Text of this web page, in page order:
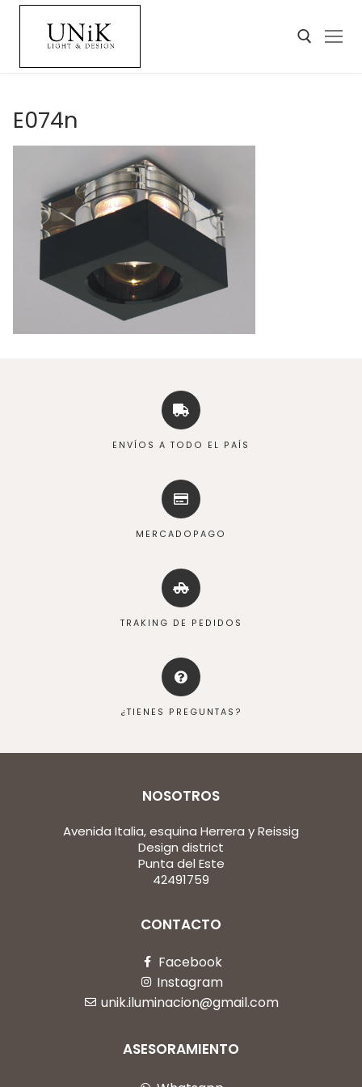
E074n
ENVÍOS A TODO EL PAÍS
MERCADOPAGO
TRAKING DE PEDIDOS
¿TIENES PREGUNTAS?
NOSOTROS
Avenida Italia, esquina Herrera y Reissig
Design district
Punta del Este
42491759
CONTACTO
Facebook
Instagram
unik.iluminacion@gmail.com
ASESORAMIENTO